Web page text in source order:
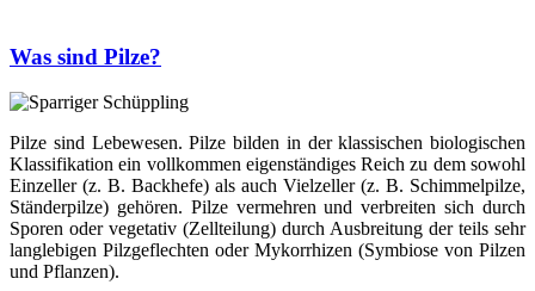
Was sind Pilze?
Pilze sind Lebewesen. Pilze bilden in der klassischen biologischen
Klassifikation ein vollkommen eigenständiges Reich zu dem sowohl
Einzeller (z. B. Backhefe) als auch Vielzeller (z. B. Schimmelpilze,
Ständerpilze) gehören. Pilze vermehren und verbreiten sich durch
Sporen oder vegetativ (Zellteilung) durch Ausbreitung der teils sehr
langlebigen Pilzgeflechten oder Mykorrhizen (Symbiose von Pilzen
und Pflanzen).